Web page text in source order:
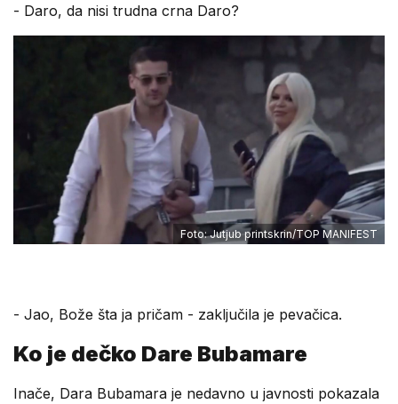
- Daro, da nisi trudna crna Daro?
Foto: Jutjub printskrin/TOP MANIFEST
- Jao, Bože šta ja pričam - zaključila je pevačica.
Ko je dečko Dare Bubamare
Inače, Dara Bubamara je nedavno u javnosti pokazala